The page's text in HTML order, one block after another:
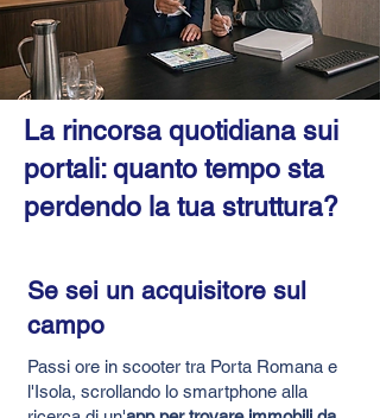
La rincorsa quotidiana sui
portali: quanto tempo sta
perdendo la tua struttura?
Se sei un acquisitore sul
campo
Passi ore in scooter tra Porta Romana e
l'Isola, scrollando lo smartphone alla